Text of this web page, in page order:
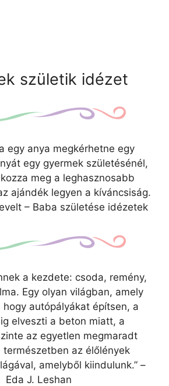
születik idézet
egy anya megkérhetne egy
egy gyermek születésénél,
meg a leghasznosabb
ajándék legyen a kíváncsiság.
– Baba születése idézetek
a kezdete: csoda, remény,
Egy olyan világban, amely
hogy autópályákat építsen, a
elveszti a beton miatt, a
az egyetlen megmaradt
természetben az élőlények
amelyből kiindulunk.” –
Eda J. Leshan